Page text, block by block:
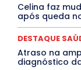
Santa
TÁ
Celina faz
após queda no
DESTAQUE
Atraso na
diagnóstico